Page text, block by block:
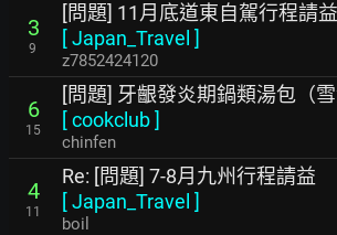
3
9
[問題] 11月底道東自駕行程請益
[Japan_Travel ]
z7852424120
6
15
[問題] 牙齦發炎期鍋類湯包（
[cookclub]
chinfen
4
11
Re: [問題] 7-8月九州行程請益
[Japan_Travel ]
boil